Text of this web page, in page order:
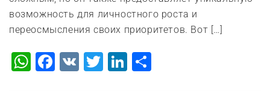
возможность для личностного роста и
переосмысления своих приоритетов. Вот […]
WhatsApp
Facebook
VK TwitterLinkedIn